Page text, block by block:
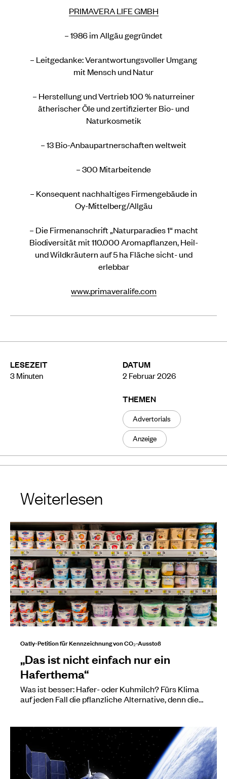
LESEZEIT
3Minuten
DATUM
2 Februar 2026
THEMEN
Advertorials
Anzeige
PRIMAVERA LIFE GMBH
– 1986 im Allgäu gegründet
– Leitgedanke: Verantwortungsvoller Umgang
mit Mensch und Natur
– Herstellung und Vertrieb 100 % naturreiner
ätherischer Öle und zertifizierter Bio- und
Naturkosmetik
– 13 Bio-Anbaupartnerschaften weltweit
– 300 Mitarbeitende
– Konsequent nachhaltiges Firmengebäude in
Oy-Mittelberg/Allgäu
– Die Firmenanschrift „Naturparadies 1“ macht
Biodiversität mit 110.000 Aromapflanzen, Heil-
und Wildkräutern auf 5 ha Fläche sicht- und
erlebbar
www.primaveralife.com
Weiterlesen
Oatly-Petition für Kennzeichnung von CO₂-Ausstoß
„Das ist nicht einfach nur ein
Haferthema“
Was ist besser: Hafer- oder Kuhmilch? Fürs Klima
auf jeden Fall die pflanzliche Alternative, denn die…